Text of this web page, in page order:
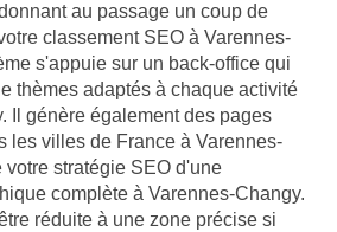
au passage un coup de
classement SEO à Varennes-
s'appuie sur un back-office qui
thèmes adaptés à chaque activité
Il génère également des pages
les villes de France à Varennes-
votre stratégie SEO d'une
complète à Varennes-Changy.
réduite à une zone précise si